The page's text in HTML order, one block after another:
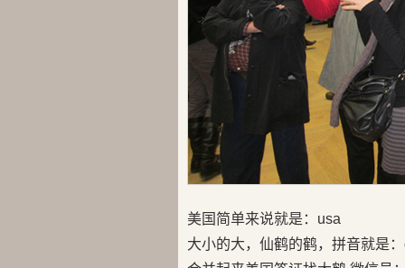
美国简单来说就是：usa
大小的大，仙鹤的鹤，拼音就是